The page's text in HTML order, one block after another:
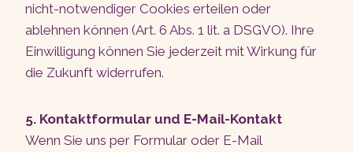
nicht-notwendiger Cookies erteilen oder
ablehnen können (Art. 6 Abs. 1 lit. a DSGVO). Ihre
Einwilligung können Sie jederzeit mit Wirkung für
die Zukunft widerrufen.
5. Kontaktformular und E-Mail-Kontakt
Wenn Sie uns per Formular oder E-Mail